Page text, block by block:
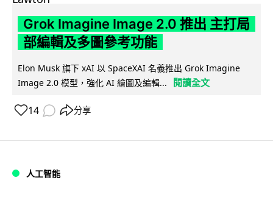
Grok Imagine Image 2.0 推出 主打局
部編輯及多圖參考功能
Elon Musk 旗下 xAI 以 SpaceXAI 名義推出 Grok Imagine
Image 2.0 模型，強化 AI 繪圖及編輯...
閱讀全文
14 分享
人工智能